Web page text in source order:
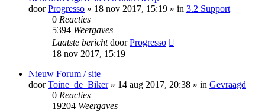
doorProgresso » 18 nov 2017, 15:19 » in 3.2 Support
0 Reacties
5394 Weergaves
Laatste berichtdoorProgresso
18 nov 2017, 15:19
Nieuw Forum / site
doorToine_de_Biker» 14 aug 2017, 20:38 » in Gevraagd
0 Reacties
19204 Weergaves